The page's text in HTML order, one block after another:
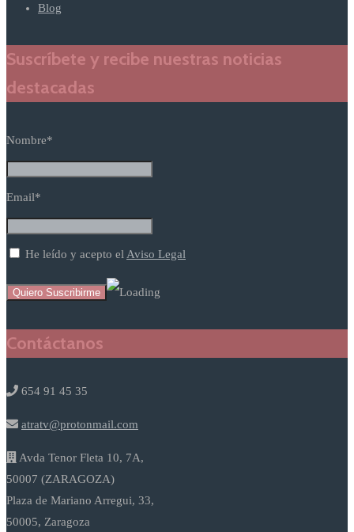
Blog
Suscríbete y recibe nuestras noticias
destacadas
Nombre*
Email*
He leído y acepto el Aviso Legal
Contáctanos
654 91 45 35
atratv@protonmail.com
Avda Tenor Fleta 10, 7A,
50007 (ZARAGOZA)
Plaza de Mariano Arregui, 33,
50005, Zaragoza